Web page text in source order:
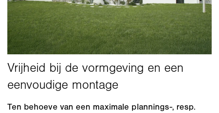
Ten behoeve van een maximale plannings-, resp.